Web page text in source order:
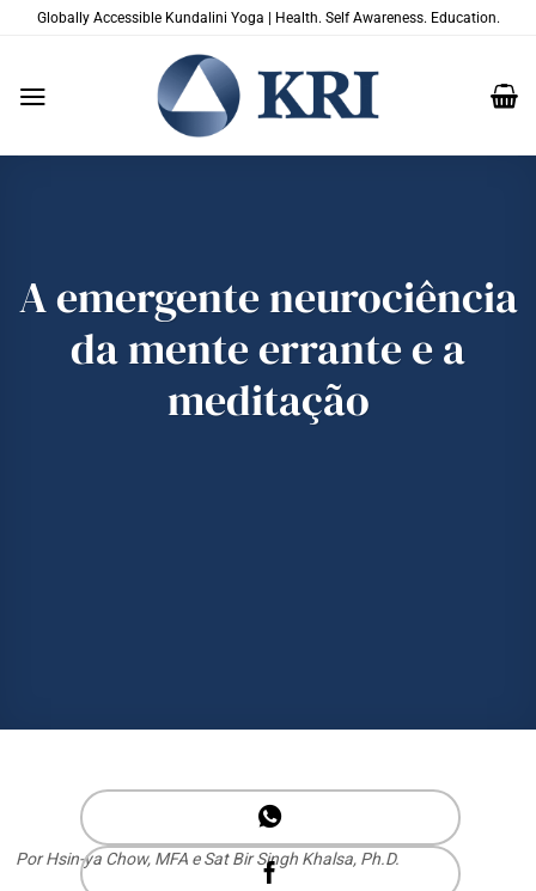
Globally Accessible Kundalini Yoga | Health. Self Awareness. Education.
A emergente neurociência
da mente errante e a
meditação
Por Hsin-ya Chow, MFA e Sat Bir Singh Khalsa, Ph.D.